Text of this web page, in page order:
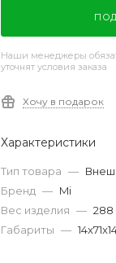
Наши менеджеры
уточнят условия заказа
Хочу в подарок
Характеристики
Тип товара —
Бренд — Mi
Вес изделия — 288
Габариты —